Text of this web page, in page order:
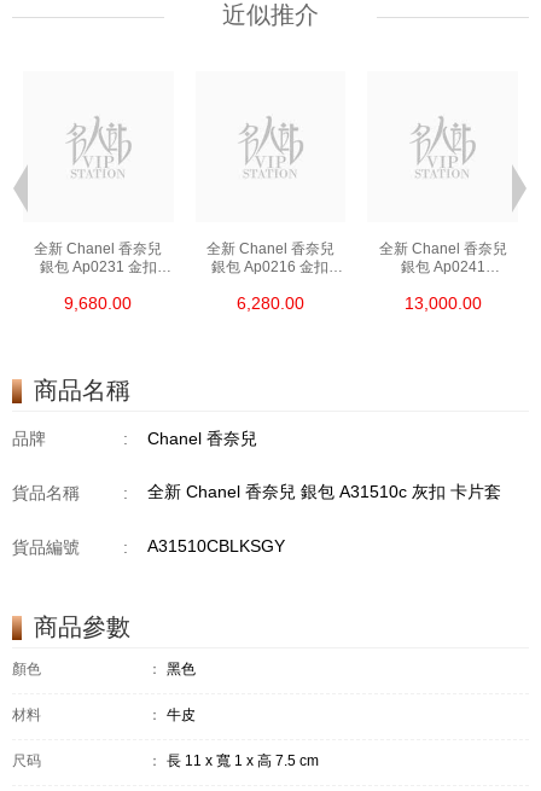
近似推介
全新 Chanel 香奈兒
銀包 Ap0231 金扣
9,680.00
全新 Chanel 香奈兒
銀包 Ap0216 金扣
6,280.00
全新 Chanel 香奈兒
銀包 Ap0241
13,000.00
商品名稱
品牌 : Chanel 香奈兒
貨品名稱 : 全新 Chanel 香奈兒 銀包 A31510c 灰扣 卡片套
貨品編號 : A31510CBLKSGY
商品參數
顏色 ： 黑色
材料 ： 牛皮
尺码 ： 長 11 x 寬 1 x 高 7.5 cm